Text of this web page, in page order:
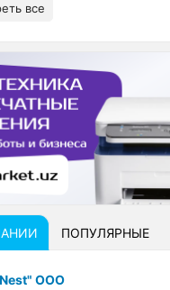
все
ПОПУЛЯРНЫЕ
ООО